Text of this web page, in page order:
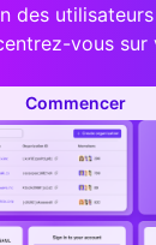
des
vous
Commencer